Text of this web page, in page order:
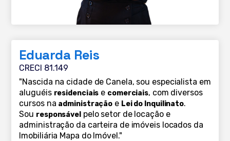
Eduarda Reis
CRECI 81.149
"Nascida na cidade de Canela, sou especialista em
aluguéis residenciais e comerciais, com diversos
cursos na administração e Lei do Inquilinato.
Sou responsável pelo setor de locação e
administração da carteira de imóveis locados da
Imobiliária Mapa do Imóvel."